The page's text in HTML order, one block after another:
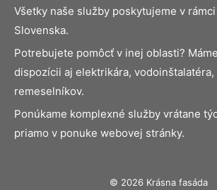
Všetky naše služby poskytujeme v
Slovenska.
Potrebujete pomôcť v inej oblasti?
dispozícii aj elektrikára, vodoinštalatéra,
remeselníkov.
Ponúkame komplexné služby vrátane
priamo v ponuke webovej stránky.
© 2026 Krásna fasáda